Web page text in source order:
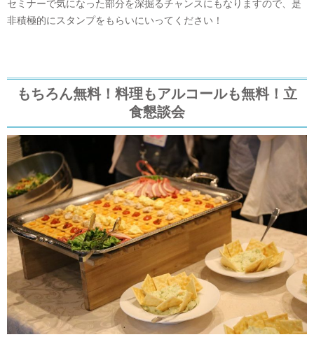
セミナーで気になった部分を深掘るチャンスにもなりますので、是
非積極的にスタンプをもらいにいってください！
もちろん無料！料理もアルコールも無料！立
食懇談会